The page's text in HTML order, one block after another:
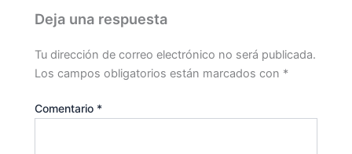
Deja una respuesta
Tu dirección de correo electrónico no será publicada.
Los campos obligatorios están marcados con *
Comentario *